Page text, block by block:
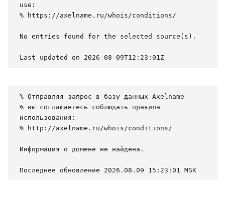
use:
% https://axelname.ru/whois/conditions/
No entries found for the selected source(s).
Last updated on 2026-08-09T12:23:01Z
% Отправляя запрос в базу данных Axelname
% вы соглашаетесь соблюдать правила
использования:
% http://axelname.ru/whois/conditions/
Информация о домене не найдена.
Последнее обновление 2026.08.09 15:23:01 MSK